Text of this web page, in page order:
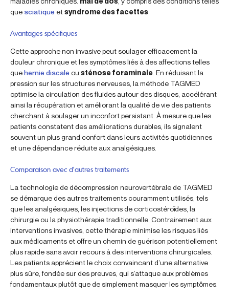
que sciatique etsyndrome des facettes
Avantages spécifiques
Cette approche non invasive peut soulager efficacement la
douleur chronique et les symptômes liés à des affections telles
quehernie discale ou sténose foraminale . En réduisant la
pression sur les structures nerveuses, la méthode TAGMED
optimise la circulation des fluides autour des disques, accélérant
ainsi la récupération et améliorant la qualité de vie des patients
cherchant à soulager un inconfort persistant. À mesure que les
patients constatent des améliorations durables, ils signalent
souvent un plus grand confort dans leurs activités quotidiennes
et une dépendance réduite aux analgésiques.
Comparaison avec d’autres traitements
La technologie de décompression neurovertébrale de TAGMED
se démarque des autres traitements couramment utilisés, tels
que les analgésiques, les injections de corticostéroïdes, la
chirurgie ou la physiothérapie traditionnelle. Contrairement aux
interventions invasives, cette thérapie minimise les risques liés
aux médicaments et offre un chemin de guérison potentiellement
plus rapide sans avoir recours à des interventions chirurgicales.
Les patients apprécient le choix convaincant d’une alternative
plus sûre, fondée sur des preuves, qui s’attaque aux problèmes
fondamentaux plutôt que de simplement masquer les symptômes.